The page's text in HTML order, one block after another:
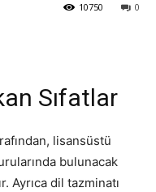
0
10750
Sıfatlar
lisansüstü
bulunacak
Ayrıca dil tazminatı